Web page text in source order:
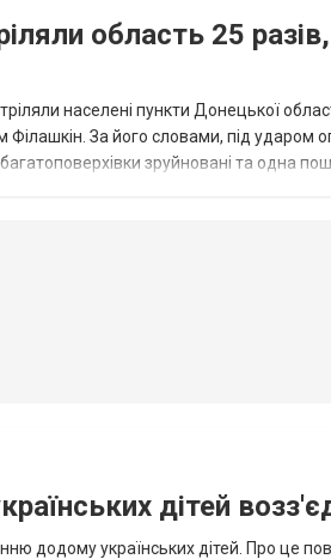
область 25
населені пункти Донецької
За його словами, під ударом
зруйновані та одна
дітей
додому українських дітей. Про це